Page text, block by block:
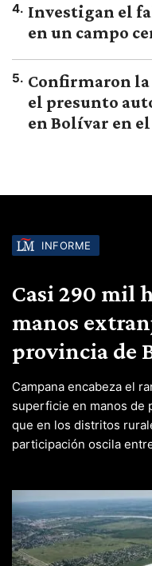
4. Investigan el
en un campo
5. Confirmaron
el presunto
en Bolívar en
INFORME
Casi 290 mil
manos
provincia de
Campana encabeza el
superficie en manos de
que en los distritos
participación oscila